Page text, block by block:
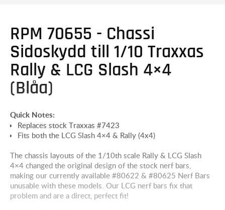
RPM 70655 - Chassi
Sidoskydd till 1/10 Traxxas
Rally & LCG Slash 4×4
(Blåa)
Quick Notes:
Replaces stock Traxxas #7423
Fits both the LCG Slash 4×4 & Rally (4x4)
The chassis layouts of the 1/10th scale Rally & LCG Slash
4×4 changed the original design of the stock nerf bars,
making our currently available #80622 & #80625 Nerf Bars
unusable with these models. Our LCG nerf bars fix that
problem and are a direct, perfect fit!